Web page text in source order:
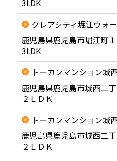
3LDK
クレアシティ堀江ウォ
鹿児島県鹿児島市堀江町
3LDK
トーカンマンション城
鹿児島県鹿児島市城西二
２ＬＤＫ
トーカンマンション城
鹿児島県鹿児島市城西二
２ＬＤＫ